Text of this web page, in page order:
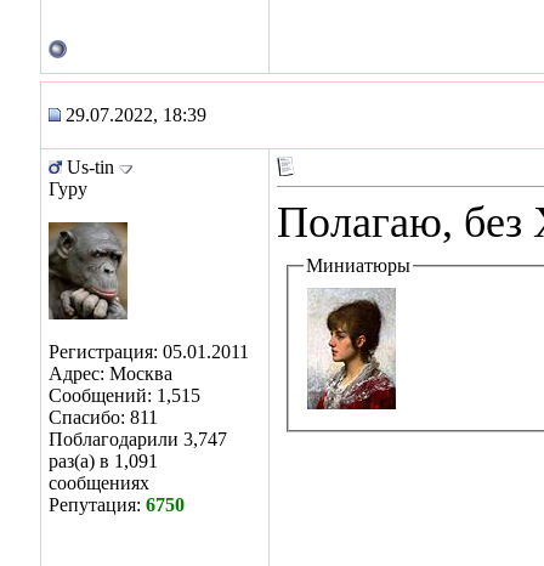
29.07.2022, 18:39
Us-tin
Гуру
Регистрация: 05.01.2011
Адрес: Москва
Сообщений: 1,515
Спасибо: 811
Поблагодарили 3,747
раз(а) в 1,091
сообщениях
Репутация: 6750
Полагаю, без
Миниатюры